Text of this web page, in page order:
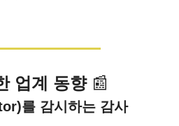
업계 동향 📰
를 감시하는 감사